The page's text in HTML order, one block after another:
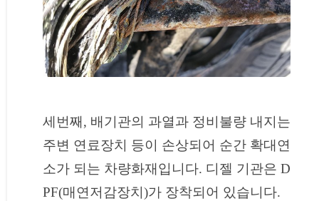
세번째, 배기관의 과열과 정비불량 내지는
주변 연료장치 등이 손상되어 순간 확대연
소가 되는 차량화재입니다. 디젤 기관은 D
PF(매연저감장치)가 장착되어 있습니다.